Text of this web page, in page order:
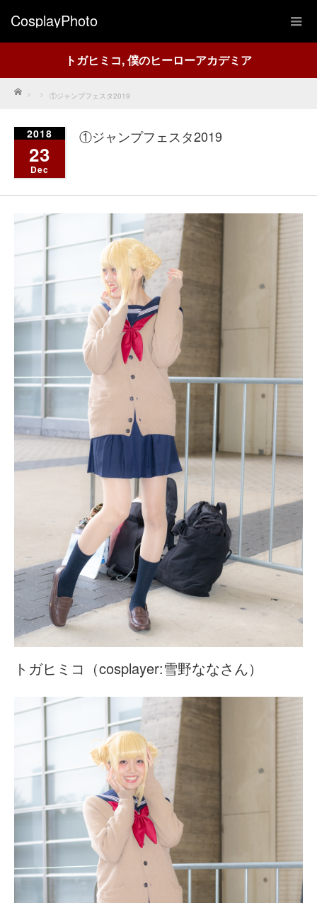
CosplayPhoto
トガヒミコ,僕のヒーローアカデミア
Home ①ジャンプフェスタ2019
2018
23
Dec
①ジャンプフェスタ2019
トガヒミコ（cosplayer:雪野ななさん）